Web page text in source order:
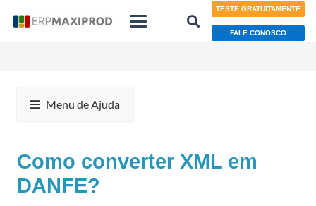
TESTE GRATUITAMENTE
FALE CONOSCO
Menu de Ajuda
Como converter XML em
DANFE?